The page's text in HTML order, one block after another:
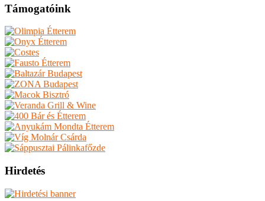
Támogatóink
Hirdetés